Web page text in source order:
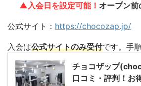
▲入会日を設定可能！ オープン
公式サイト： https://chocozap.jp/
入会は公式サイトのみ受付です。手
チョコザップ
口コミ・評判！お